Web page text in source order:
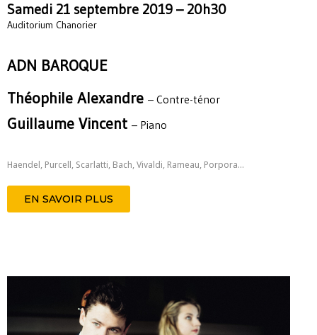
Samedi 21 septembre 2019 – 20h30
Auditorium Chanorier
ADN BAROQUE
Théophile Alexandre – Contre-ténor
Guillaume Vincent – Piano
Haendel, Purcell, Scarlatti, Bach, Vivaldi, Rameau, Porpora…
EN SAVOIR PLUS